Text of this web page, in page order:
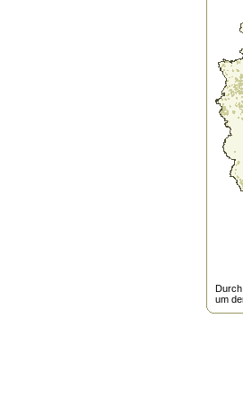
um